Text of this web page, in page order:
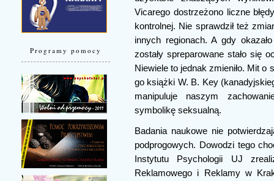
Programy pomocy
Vicarego dostrzeżono liczne
kontrolnej. Nie sprawdził też
innych regionach. A gdy
zostały spreparowane stało się
Niewiele to jednak zmieniło. Mit o
go książki W. B. Key
manipuluje naszym
symbolikę seksualną.
Badania naukowe nie
podprogowych. Dowodzi tego
Instytutu Psychologii UJ
Reklamowego i Reklamy w